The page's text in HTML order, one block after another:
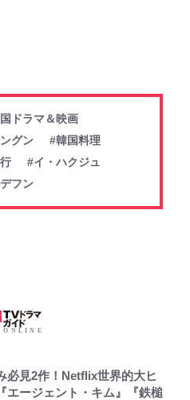
ドラマ＆映画
グン
#韓国料理
#イ・ハクジュ
フン
必見2作！Netflix世界的大ヒ
エージェント・キム』『鉄槌